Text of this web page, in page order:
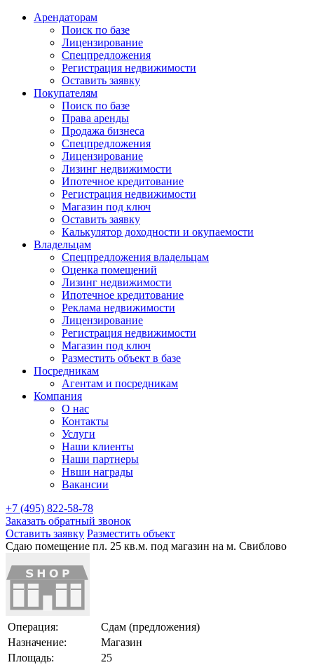
Арендаторам
Поиск по базе
Лицензирование
Спецпредложения
Регистрация недвижимости
Оставить заявку
Покупателям
Поиск по базе
Права аренды
Продажа бизнеса
Спецпредложения
Лицензирование
Лизинг недвижимости
Ипотечное кредитование
Регистрация недвижимости
Магазин под ключ
Оставить заявку
Калькулятор доходности и окупаемости
Владельцам
Спецпредложения владельцам
Оценка помещений
Лизинг недвижимости
Ипотечное кредитование
Реклама недвижимости
Лицензирование
Регистрация недвижимости
Магазин под ключ
Разместить объект в базе
Посредникам
Агентам и посредникам
Компания
О нас
Контакты
Услуги
Наши клиенты
Наши партнеры
Нвши награды
Вакансии
+7 (495) 822-58-78
Заказать обратный звонок
Оставить заявку Разместить объект
Сдаю помещение пл. 25 кв.м. под магазин на м. Свиблово
Операция:
Сдам (предложения)
Назначение:
Магазин
Площадь:
25